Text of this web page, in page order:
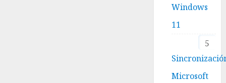
Windows
11
5
Microsoft